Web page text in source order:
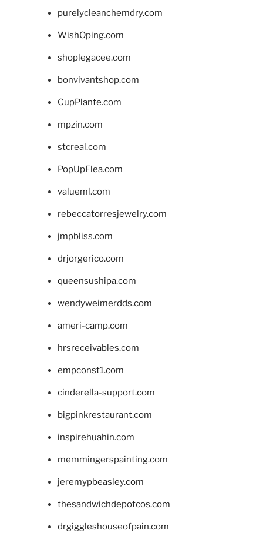
purelycleanchemdry.com
WishOping.com
shoplegacee.com
bonvivantshop.com
CupPlante.com
mpzin.com
stcreal.com
PopUpFlea.com
valueml.com
rebeccatorresjewelry.com
jmpbliss.com
drjorgerico.com
queensushipa.com
wendyweimerdds.com
ameri-camp.com
hrsreceivables.com
empconst1.com
cinderella-support.com
bigpinkrestaurant.com
inspirehuahin.com
memmingerspainting.com
jeremypbeasley.com
thesandwichdepotcos.com
drgiggleshouseofpain.com